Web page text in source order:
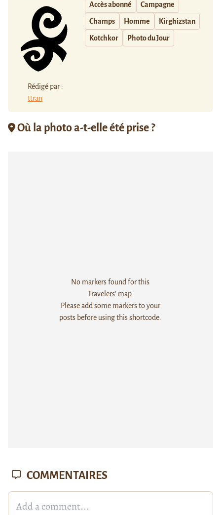
Rédigé par :
ttran
Accès abonné Campagne
Champs Homme Kirghizstan
Kotchkor Photo du Jour
Où la photo a-t-elle été prise ?
No markers found for this
Travelers' map.
Please add some markers to your
posts before using this shortcode.
COMMENTAIRES